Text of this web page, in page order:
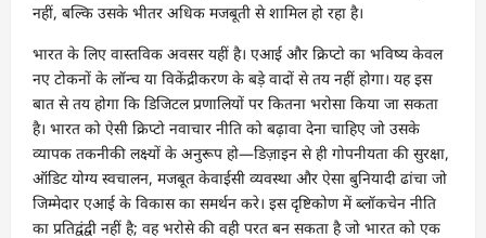
नहीं, बल्कि उसके भीतर अधिक मजबूती से शामिल हो रहा है।
भारत के लिए वास्तविक अवसर यहीं है। एआई और क्रिप्टो का भविष्य केवल
नए टोकनों के लॉन्च या विकेंद्रीकरण के बड़े वादों से तय नहीं होगा। यह इस
बात से तय होगा कि डिजिटल प्रणालियों पर कितना भरोसा किया जा सकता
है। भारत को ऐसी क्रिप्टो नवाचार नीति को बढ़ावा देना चाहिए जो उसके
व्यापक तकनीकी लक्ष्यों के अनुरूप हो—डिज़ाइन से ही गोपनीयता की सुरक्षा,
ऑडिट योग्य स्वचालन, मजबूत केवाईसी व्यवस्था और ऐसा बुनियादी ढांचा जो
जिम्मेदार एआई के विकास का समर्थन करे। इस दृष्टिकोण में ब्लॉकचेन नीति
का प्रतिद्वंद्वी नहीं है; वह भरोसे की वही परत बन सकता है जो भारत को एक